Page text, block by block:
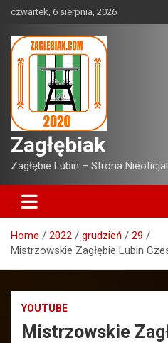
content
czwartek, 6 sierpnia, 2026
Zagłębiak
Zagłębie Lubin – Strona
Home 2022 grudzień
29
Mistrzowskie Zagłębie Lubin
YOUTUBE
Mistrzowskie